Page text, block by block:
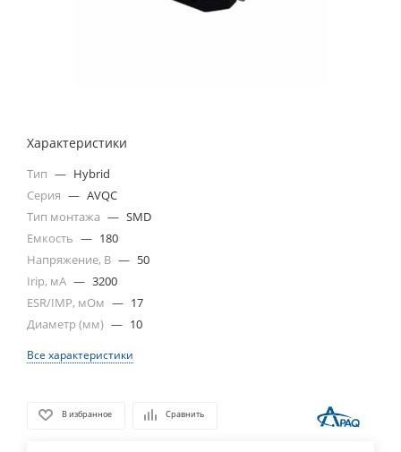
Характеристики
Тип — Hybrid
Серия — AVQC
Тип монтажа — SMD
Емкость — 180
Напряжение, В — 50
Irip, мА — 3200
ESR/IMP, мОм — 17
Диаметр (мм) — 10
Все характеристики
В избранное Сравнить